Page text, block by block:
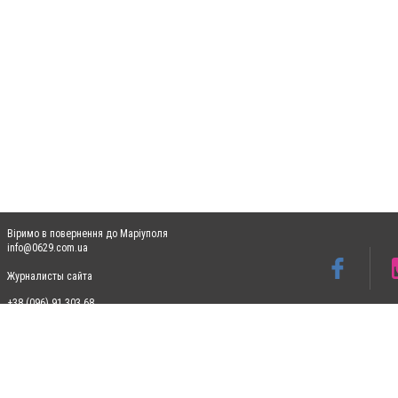
Віримо в повернення до Маріуполя
info@0629.com.ua
Журналисты сайта
+38 (096) 91 303 68